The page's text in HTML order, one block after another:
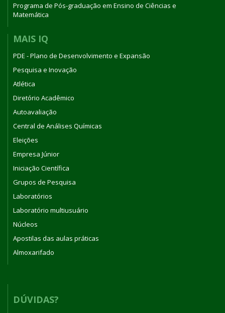
Programa de Pós-graduação em Ensino de Ciências e
Matemática
MAIS IQ
PDE - Plano de Desenvolvimento e Expansão
Pesquisa e Inovação
Atlética
Diretório Acadêmico
Autoavaliação
Central de Análises Químicas
Eleições
Empresa Júnior
Iniciação Científica
Grupos de Pesquisa
Laboratórios
Laboratório multiusuário
Núcleos
Apostilas das aulas práticas
Almoxarifado
DÚVIDAS?